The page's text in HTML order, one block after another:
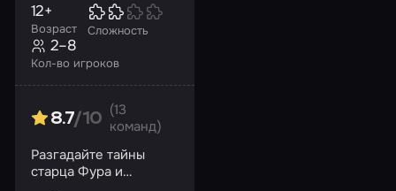
Возраст
12+
Сложность
Кол-во игроков
2–8
8.7/10
(13
команд)
Разгадайте тайны
старца Фура и